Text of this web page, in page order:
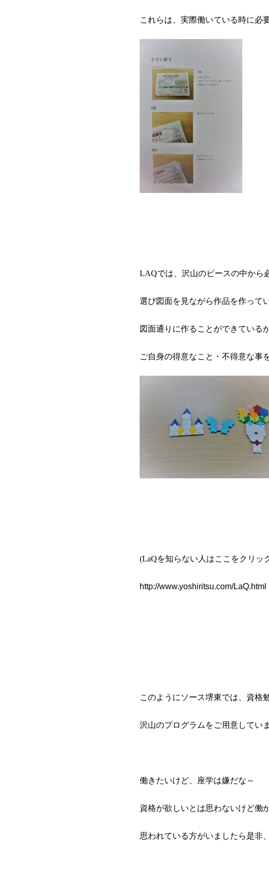
これらは、 実際働いている時に必
LAQでは、沢山のピースの中から
選び図面を見ながら作品を作って
図面通りに作ることができている
ご自身の得意なこと・不得意な事
(LaQを知らない人はここをクリッ
http://www.yoshiritsu.com/LaQ.html
このようにソース堺東では、資格
沢山のプログラムをご用意していま
働きたいけど、座学は嫌だな～
資格が欲しいとは思わないけど働
思われている方がいましたら是非